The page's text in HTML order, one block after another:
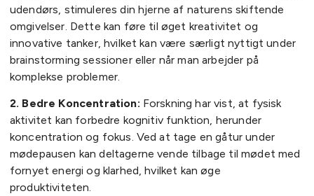
udendørs, stimuleres din hjerne af naturens skiftende
omgivelser. Dette kan føre til øget kreativitet og
innovative tanker, hvilket kan være særligt nyttigt under
brainstorming sessioner eller når man arbejder på
komplekse problemer.
2. Bedre Koncentration: Forskning har vist, at fysisk
aktivitet kan forbedre kognitiv funktion, herunder
koncentration og fokus. Ved at tage en gåtur under
mødepausen kan deltagerne vende tilbage til mødet med
fornyet energi og klarhed, hvilket kan øge
produktiviteten.